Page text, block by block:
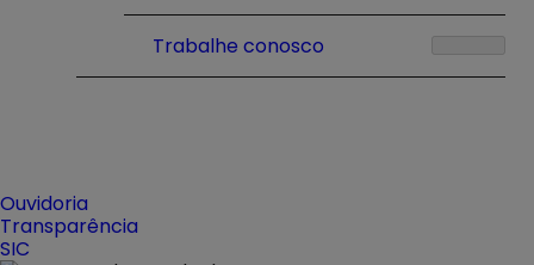
Trabalhe conosco
Ouvidoria
Transparência
SIC